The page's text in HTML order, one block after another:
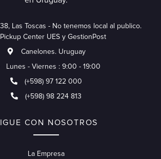
Las Toscas - No tenemos local al publico.
Pickup Center UES y GestionPost
Canelones. Uruguay
Lunes - Viernes : 9:00 - 19:00
(+598) 97 122 000
(+598) 98 224 813
CON NOSOTROS
La Empresa